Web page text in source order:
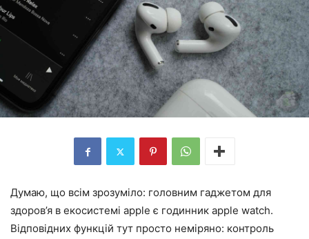
Думаю, що всім зрозуміло: головним гаджетом для
здоров’я в екосистемі apple є годинник apple watch.
Відповідних функцій тут просто неміряно: контроль